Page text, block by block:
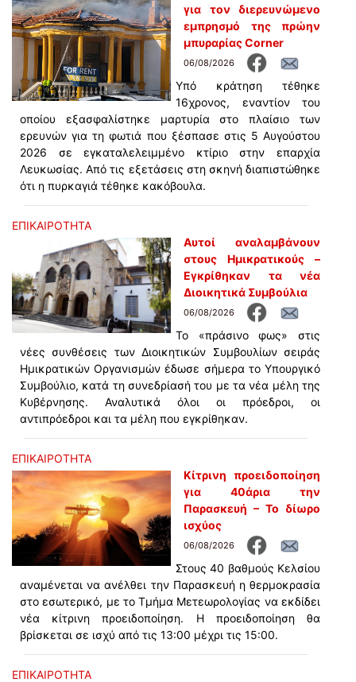
για τον διερευνώμενο
εμπρησμό της πρώην
μπυραρίας Corner
06/08/2026
Υπό κράτηση τέθηκε
16χρονος, εναντίον του
οποίου εξασφαλίστηκε μαρτυρία στο πλαίσιο των
ερευνών για τη φωτιά που ξέσπασε στις 5 Αυγούστου
2026 σε εγκαταλελειμμένο κτίριο στην επαρχία
Λευκωσίας. Από τις εξετάσεις στη σκηνή διαπιστώθηκε
ότι η πυρκαγιά τέθηκε κακόβουλα.
ΕΠΙΚΑΙΡΟΤΗΤΑ
Αυτοί αναλαμβάνουν
στους Ημικρατικούς –
Εγκρίθηκαν τα νέα
Διοικητικά Συμβούλια
06/08/2026
Το «πράσινο φως» στις
νέες συνθέσεις των Διοικητικών Συμβουλίων σειράς
Ημικρατικών Οργανισμών έδωσε σήμερα το Υπουργικό
Συμβούλιο, κατά τη συνεδρίασή του με τα νέα μέλη της
Κυβέρνησης. Αναλυτικά όλοι οι πρόεδροι, οι
αντιπρόεδροι και τα μέλη που εγκρίθηκαν.
ΕΠΙΚΑΙΡΟΤΗΤΑ
Κίτρινη προειδοποίηση
για 40άρια την
Παρασκευή – Το δίωρο
ισχύος
06/08/2026
Στους 40 βαθμούς Κελσίου
αναμένεται να ανέλθει την Παρασκευή η θερμοκρασία
στο εσωτερικό, με το Τμήμα Μετεωρολογίας να εκδίδει
νέα κίτρινη προειδοποίηση. Η προειδοποίηση θα
βρίσκεται σε ισχύ από τις 13:00 μέχρι τις 15:00.
ΕΠΙΚΑΙΡΟΤΗΤΑ